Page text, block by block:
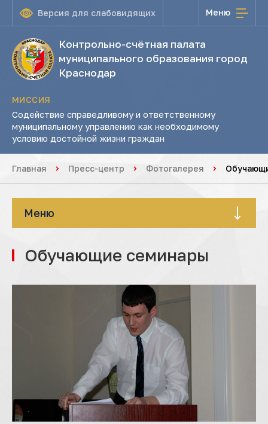
Версия для слабовидящих Меню
Контрольно-счётная палата
муниципального образования город
Краснодар
МИССИЯ
Содействие справедливому и ответственному
муниципальному управлению как необходимому
условию достойной жизни граждан
Главная Пресс-центр Фотогалерея
Меню
Обучающие семинары